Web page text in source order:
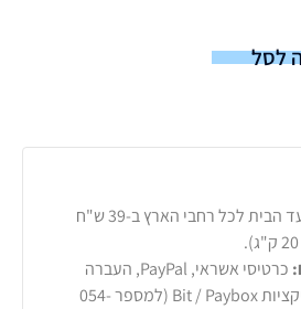
לסל
שליח עד הבית לכל רחבי הארץ ב-39 ש"ח
כרטיסי אשראי, PayPal, העברה
בנקאית או באפליקציות Bit / Paybox (למספר 054-